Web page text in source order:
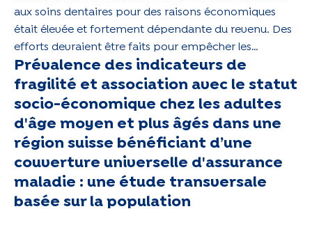
aux soins dentaires pour des raisons économiques
était élevée et fortement dépendante du revenu. Des
efforts devraient être faits pour empêcher les
populations à haut risque de renoncer aux soins
dentaires.
Prévalence des indicateurs de
fragilité et association avec le statut
socio-économique chez les adultes
d'âge moyen et plus âgés dans une
région suisse bénéficiant d’une
couverture universelle d'assurance
maladie : une étude transversale
basée sur la population